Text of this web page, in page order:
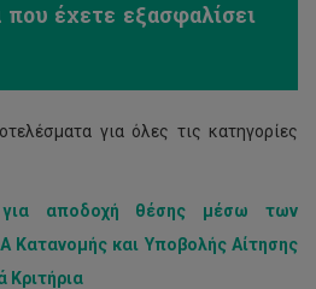
έχετε εξασφαλίσει
για όλες τις κατηγορίες
για αποδοχή θέσης μέσω των
Κατανομής και Υποβολής Αίτησης
Κριτήρια